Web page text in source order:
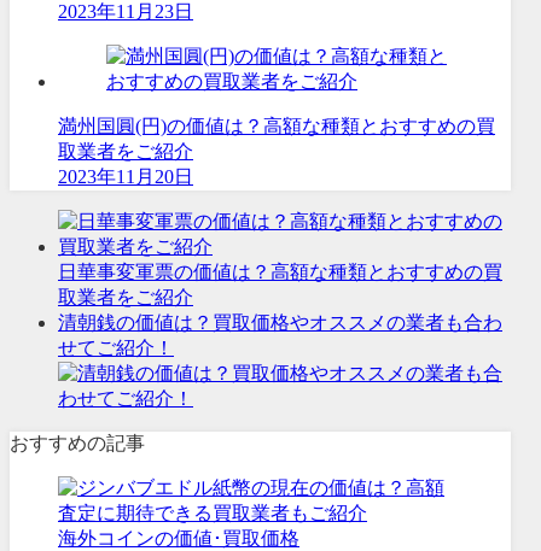
2023年11月23日
満州国圓(円)の価値は？高額な種類とおすすめの買
取業者をご紹介
2023年11月20日
日華事変軍票の価値は？高額な種類とおすすめの買
取業者をご紹介
清朝銭の価値は？買取価格やオススメの業者も合わ
せてご紹介！
おすすめの記事
海外コインの価値･買取価格